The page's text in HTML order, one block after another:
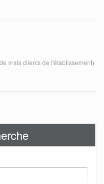
de vrais clients de l'établissement)